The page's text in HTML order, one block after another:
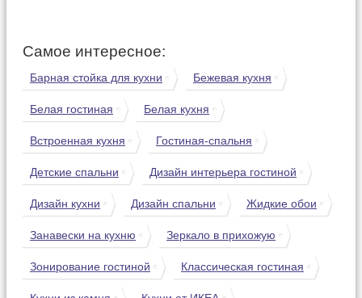
Самое интересное:
Барная стойка для кухни Бежевая кухня
Белая гостиная Белая кухня
Встроенная кухня Гостиная-спальня
Детские спальни Дизайн интерьера гостиной
Дизайн кухни Дизайн спальни Жидкие обои
Занавески на кухню Зеркало в прихожую
Зонирование гостиной Классическая гостиная